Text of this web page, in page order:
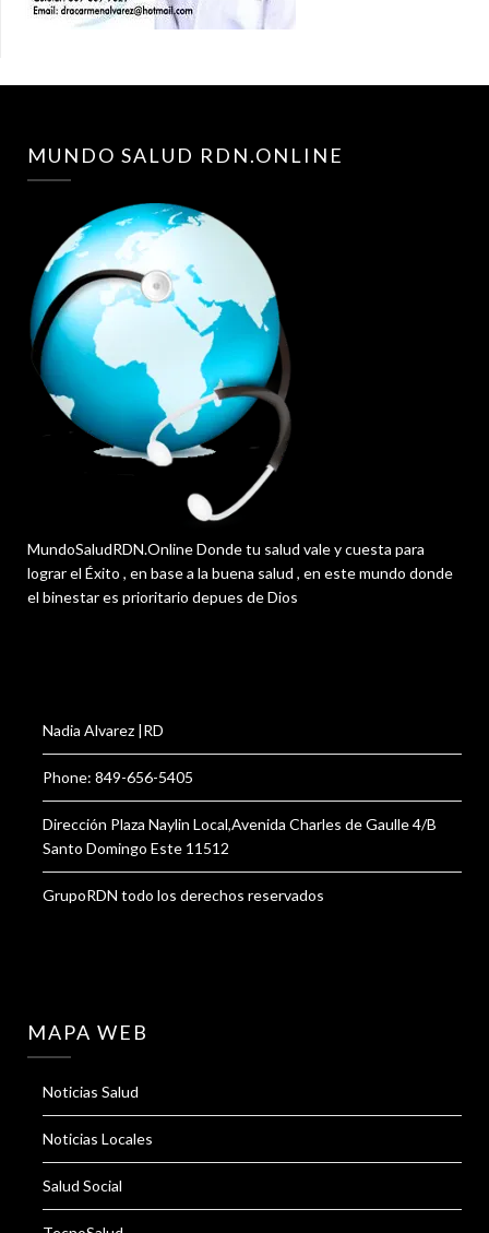
MUNDO SALUD RDN.ONLINE
MundoSaludRDN.Online Donde tu salud vale y cuesta para
lograr el Éxito , en base a la buena salud , en este mundo donde
el binestar es prioritario depues de Dios
Nadia Alvarez |RD
Phone: 849-656-5405
Dirección Plaza Naylin Local,Avenida Charles de Gaulle 4/B
Santo Domingo Este 11512
GrupoRDN todo los derechos reservados
MAPA WEB
Noticias Salud
Noticias Locales
Salud Social